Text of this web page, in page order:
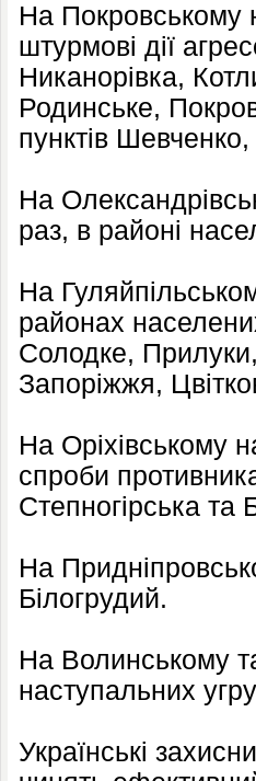
На Покровському
штурмові дії
Никанорівка,
Родинське,
пунктів
На
раз, в районі
На
районах
Солодке, Прилуки,
Запоріжжя,
На Оріхівському
спроби
Степногірська та
На
Білогрудий.
На Волинському
наступальних
Українські